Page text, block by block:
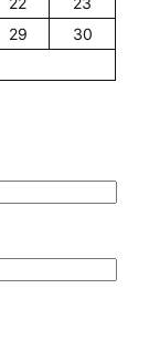
29
30